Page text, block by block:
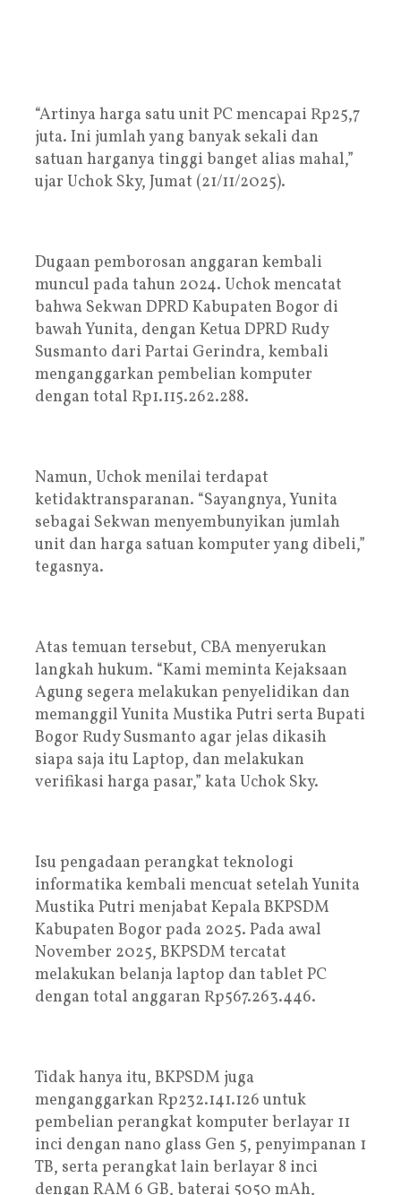
‎“Artinya harga satu unit PC mencapai Rp25,7
juta. Ini jumlah yang banyak sekali dan
satuan harganya tinggi banget alias mahal,”
ujar Uchok Sky, Jumat (21/11/2025).
‎Dugaan pemborosan anggaran kembali
muncul pada tahun 2024. Uchok mencatat
bahwa Sekwan DPRD Kabupaten Bogor di
bawah Yunita, dengan Ketua DPRD Rudy
Susmanto dari Partai Gerindra, kembali
menganggarkan pembelian komputer
dengan total Rp1.115.262.288.
‎Namun, Uchok menilai terdapat
ketidaktransparanan. “Sayangnya, Yunita
sebagai Sekwan menyembunyikan jumlah
unit dan harga satuan komputer yang dibeli,”
tegasnya.
‎Atas temuan tersebut, CBA menyerukan
langkah hukum. “Kami meminta Kejaksaan
Agung segera melakukan penyelidikan dan
memanggil Yunita Mustika Putri serta Bupati
Bogor Rudy Susmanto agar jelas dikasih
siapa saja itu Laptop, dan melakukan
verifikasi harga pasar,” kata Uchok Sky.
‎Isu pengadaan perangkat teknologi
informatika kembali mencuat setelah Yunita
Mustika Putri menjabat Kepala BKPSDM
Kabupaten Bogor pada 2025. Pada awal
November 2025, BKPSDM tercatat
melakukan belanja laptop dan tablet PC
dengan total anggaran Rp567.263.446.
‎Tidak hanya itu, BKPSDM juga
menganggarkan Rp232.141.126 untuk
pembelian perangkat komputer berlayar 11
inci dengan nano glass Gen 5, penyimpanan 1
TB, serta perangkat lain berlayar 8 inci
dengan RAM 6 GB, baterai 5050 mAh,